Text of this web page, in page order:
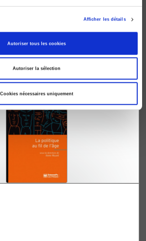
Afficher les détails
Autoriser tous les cookies
Autoriser la sélection
Cookies nécessaires uniquement
Rouban